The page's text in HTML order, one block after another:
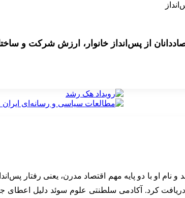
تبار آمریکایی، در ۱۸ ژوئن ۱۹۱۸ در رم متولد شد و نام او با دو پایه مهم
دریافت کرد. آکادمی سلطنتی علوم سوئد دلیل